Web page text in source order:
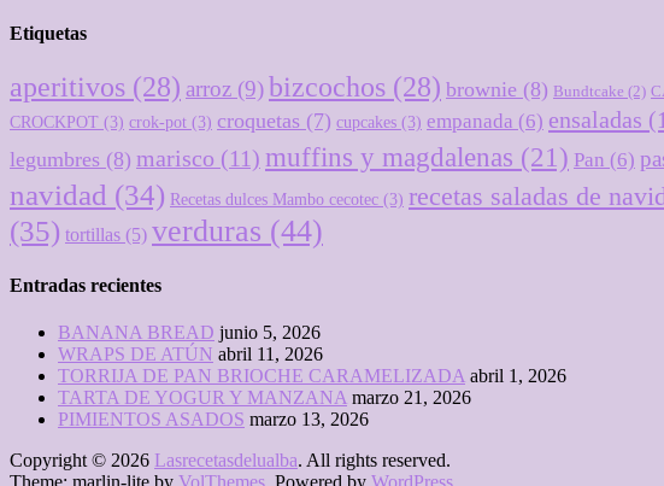
Etiquetas
aperitivos (28) arroz (9)bizcochos (28) brownie (8) Bundtcake (2)
CROCKPOT (3) crok-pot (3) croquetas (7) cupcakes (3) empanada (6) ensaladas
legumbres (8) marisco (11) muffins y magdalenas (21) Pan (6)
navidad (34) Recetas dulces Mambo cecotec (3) recetas saladas de
(35) tortillas (5) verduras (44)
Entradas recientes
BANANA BREAD junio 5, 2026
WRAPS DE ATÚN abril 11, 2026
TORRIJA DE PAN BRIOCHE CARAMELIZADA abril 1, 2026
TARTA DE YOGUR Y MANZANA marzo 21, 2026
PIMIENTOS ASADOS marzo 13, 2026
Copyright © 2026 Lasrecetasdelualba. All rights reserved.
Theme: marlin-lite by VolThemes . Powered by WordPress